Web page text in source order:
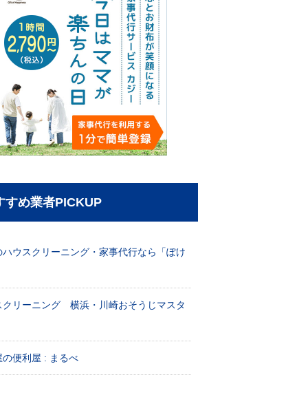
すめ業者PICKUP
ハウスクリーニング・家事代行なら「ぽけ
クリーニング 横浜・川崎おそうじマスタ
の便利屋 : まるべ